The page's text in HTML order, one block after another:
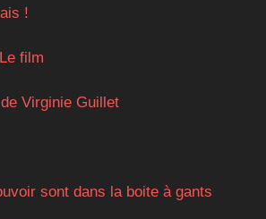
!
film
Virginie Guillet
sont dans la boite à gants